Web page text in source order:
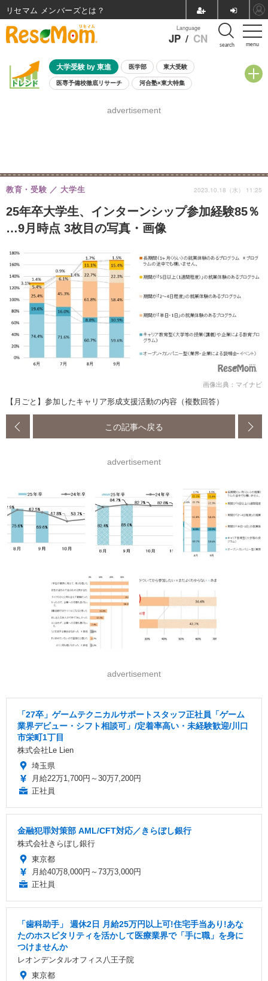
menu
Language
JP / CN search
大学受験 by 東進 医学部 東大受験
医専予備校徹底リサーチ 河合塾×東大特集
8月開催学校説明会・相談会
advertisement
25年卒大学生、インターンシップ参加経験85％
…9月時点 3枚目の写真・画像
教育・受験 大学生 2023.10.18（水） 11:25
画像出典：マイナビ
【月ごと】参加したキャリア形成支援活動の内容（複数回答）
この記事へ戻る
advertisement
advertisement
「27卒」ゲームテクニカルサポートスタッフ正社員「ゲーム
業界デビュー・シフト相談可」/定着率高い・未経験歓迎/川口
市栄町1丁目
株式会社Le Lien
埼玉県
月給22万1,700円～30万7,200円
正社員
金融犯罪対策部 AML/CFT対応／きらぼし銀行
株式会社きらぼし銀行
東京都
月給40万8,000円～73万3,000円
正社員
「歯科助手」 週休2日 ️月給25万円以上可!住宅手当あり!あな
たのホスピタリティを活かして医療業界で「手に職」を身に
つけませんか
レオンデンタルオフィス八王子院
東京都
リセマム メンバーズ